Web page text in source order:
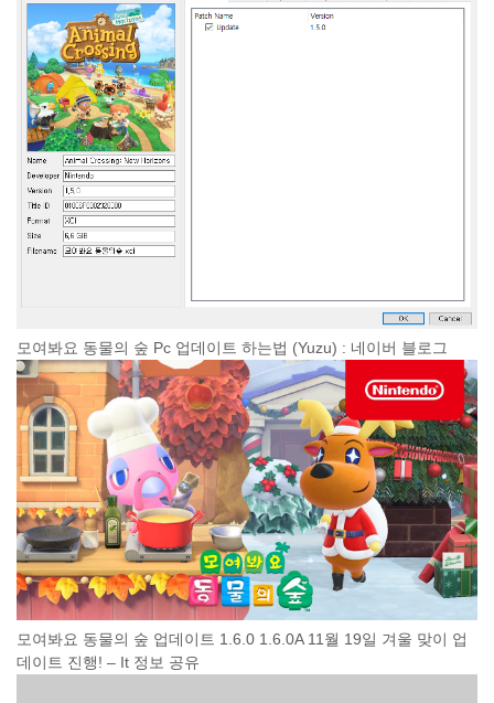
모여봐요 동물의 숲 Pc 업데이트 하는법 (Yuzu) : 네이버 블로그
모여봐요 동물의 숲 업데이트 1.6.0 1.6.0A 11월 19일 겨울 맞이 업
데이트 진행! – It 정보 공유